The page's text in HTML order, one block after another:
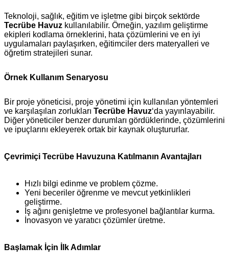
Teknoloji, sağlık, eğitim ve işletme gibi birçok sektörde
Tecrübe Havuz kullanılabilir. Örneğin, yazılım geliştirme
ekipleri kodlama örneklerini, hata çözümlerini ve en iyi
uygulamaları paylaşırken, eğitimciler ders materyalleri ve
öğretim stratejileri sunar.
Örnek Kullanım Senaryosu
Bir proje yöneticisi, proje yönetimi için kullanılan yöntemleri
ve karşılaşılan zorlukları Tecrübe Havuz‘da yayınlayabilir.
Diğer yöneticiler benzer durumları gördüklerinde, çözümlerini
ve ipuçlarını ekleyerek ortak bir kaynak oluştururlar.
Çevrimiçi Tecrübe Havuzuna Katılmanın Avantajları
Hızlı bilgi edinme ve problem çözme.
Yeni beceriler öğrenme ve mevcut yetkinlikleri
geliştirme.
İş ağını genişletme ve profesyonel bağlantılar kurma.
İnovasyon ve yaratıcı çözümler üretme.
Başlamak İçin İlk Adımlar